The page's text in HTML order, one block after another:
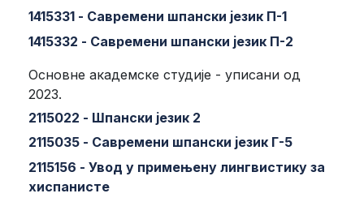
1415331 - Савремени шпански језик П-1
1415332 - Савремени шпански језик П-2
Основне академске студије - уписани од
2023.
2115022 - Шпански језик 2
2115035 - Савремени шпански језик Г-5
2115156 - Увод у примењену лингвистику за
хиспанисте